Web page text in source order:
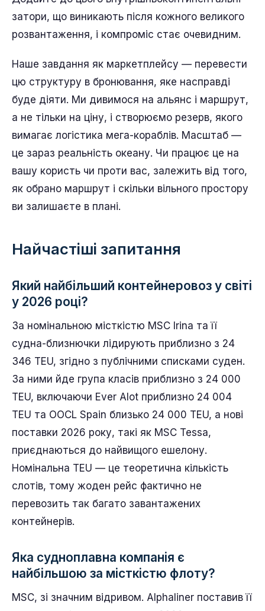
перевізник із щільно налагодженим сервісом у
хабі. Минулого десятиліття більші судна
контейнера на основних лініях, і ця економія
реальна, але вона супроводжується меншою
кількістю прямих заходів у порти та
підвищеною вразливістю до скасованих рейсів.
Додайте до цього внутрішньоконтинентальні
затори, що виникають після кожного великого
розвантаження, і компроміс стає очевидним.
Наше завдання як маркетплейсу — перевести
а не тільки на ціну, і створюємо резерв, якого
це зараз реальність океану. Чи працює це на
вашу користь чи проти вас, залежить від того,
як обрано маршрут і скільки вільного простору
ви залишаєте в плані.
Найчастіші запитання
Який найбільший контейнеровоз у світі
у 2026 році?
За номінальною місткістю MSC Irina та її
судна-близнючки лідирують приблизно з 24
346 TEU, згідно з публічними списками суден.
За ними йде група класів приблизно з 24 000
TEU та OOCL Spain близько 24 000 TEU, а нові
поставки 2026 року, такі як MSC Tessa,
Номінальна TEU — це теоретична кількість